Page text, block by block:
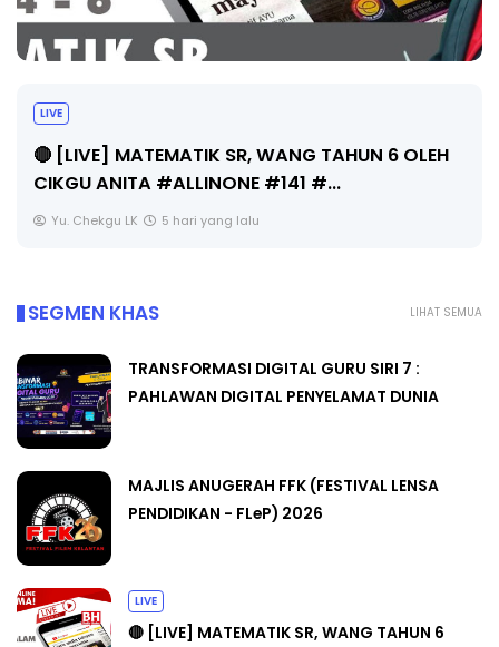
LIVE
🔴 [LIVE] MATEMATIK SR, WANG TAHUN 6 OLEH
CIKGU ANITA #ALLINONE #141 #...
Yu. Chekgu LK 5 hari yang lalu
LIHAT SEMUA
SEGMEN KHAS
TRANSFORMASI DIGITAL GURU SIRI 7 :
PAHLAWAN DIGITAL PENYELAMAT DUNIA
MAJLIS ANUGERAH FFK (FESTIVAL LENSA
PENDIDIKAN - FLeP) 2026
LIVE
🔴 [LIVE] MATEMATIK SR, WANG TAHUN 6